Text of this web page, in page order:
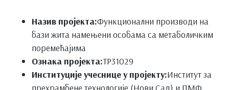
Назив пројекта:Функционални производи на
бази жита намењени особама са метаболичким
поремећајима
Ознака пројекта:ТР31029
Институције учеснице у пројекту:Институт за
прехрамбене технологије (Нови Сад) и ПМФ